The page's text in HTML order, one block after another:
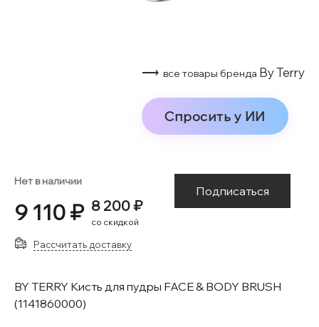
⟶ все товары бренда By Terry
Спросить у ИИ
Нет в наличии
9 110 ₽ 8 200 ₽
со скидкой
Подписаться
Рассчитать доставку
BY TERRY Кисть для пудры FACE & BODY BRUSH
(1141860000)